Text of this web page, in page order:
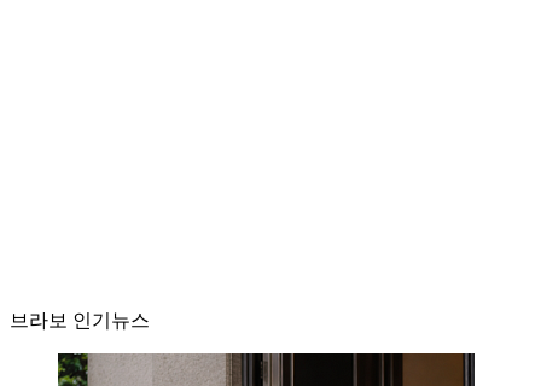
브라보 인기뉴스